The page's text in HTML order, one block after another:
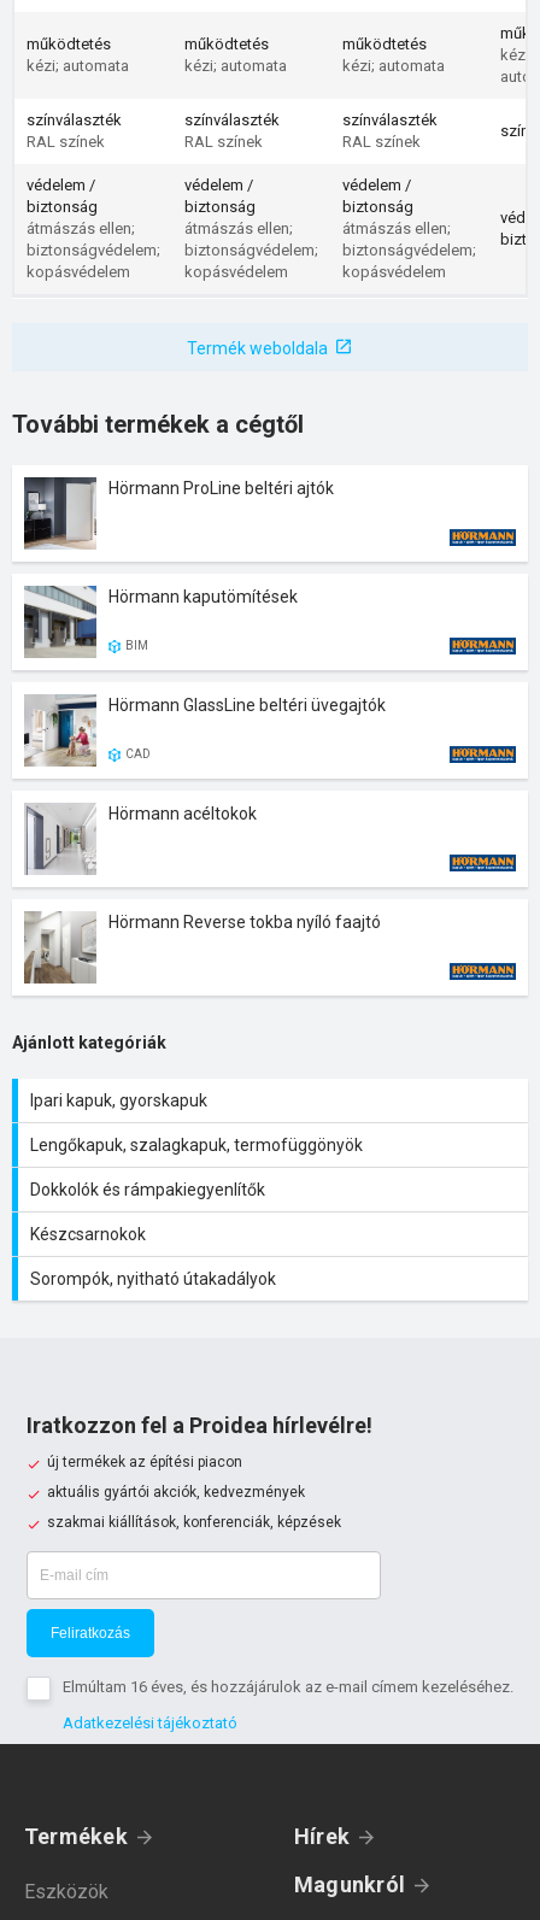
működtetés
kézi; automata
működtetés
kézi; automata
működtetés
kézi; automata
kézi;
színválaszték
RAL színek
színválaszték
RAL színek
színválaszték
RAL színek
védelem /
biztonság
átmászás ellen;
biztonságvédelem;
kopásvédelem
védelem /
biztonság
átmászás ellen;
biztonságvédelem;
kopásvédelem
védelem /
biztonság
átmászás ellen;
biztonságvédelem;
kopásvédelem
Termék weboldala
További termékek a cégtől
Hörmann ProLine beltéri ajtók
Hörmann kaputömítések
BIM
Hörmann GlassLine beltéri üvegajtók
CAD
Hörmann acéltokok
Hörmann Reverse tokba nyíló faajtó
Ajánlott kategóriák
Ipari kapuk, gyorskapuk
Lengőkapuk, szalagkapuk, termofüggönyök
Dokkolók és rámpakiegyenlítők
Készcsarnokok
Sorompók, nyitható útakadályok
Iratkozzon fel a Proidea hírlevélre!
új termékek az építési piacon
aktuális gyártói akciók, kedvezmények
szakmai kiállítások, konferenciák, képzések
Feliratkozás
Elmúltam 16 éves, és hozzájárulok az e-mail címem kezeléséhez.
Adatkezelési tájékoztató
Termékek
Eszközök
Hírek
Magunkról